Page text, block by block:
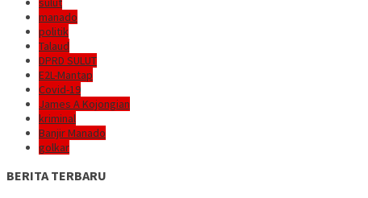
manado
politik
Talaud
DPRD SULUT
E2L-Mantap
Covid-19
James A Kojongian
kriminal
Banjir Manado
golkar
BERITA TERBARU